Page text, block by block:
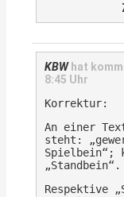
Als
Kreisen, die
erfolgreich
haben und
Partei
Orientierung
bedeutete.
Was den
(das
KBW hat
8:45 Uhr
Korrektur:
An einer
steht:
Spielbein“;
„Standbein“.
Respektive